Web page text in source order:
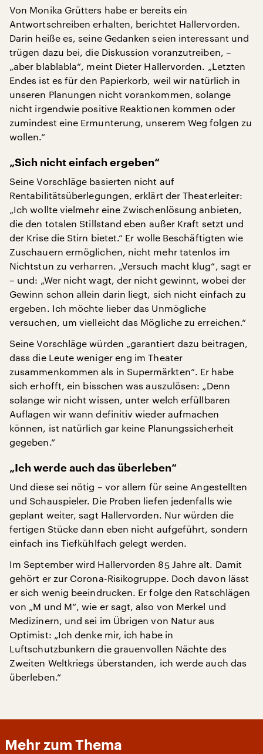
Von Monika Grütters habe er bereits ein
Antwortschreiben erhalten, berichtet Hallervorden.
Darin heiße es, seine Gedanken seien interessant und
trügen dazu bei, die Diskussion voranzutreiben, –
„aber blablabla“, meint Dieter Hallervorden. „Letzten
Endes ist es für den Papierkorb, weil wir natürlich in
unseren Planungen nicht vorankommen, solange
nicht irgendwie positive Reaktionen kommen oder
zumindest eine Ermunterung, unserem Weg folgen zu
wollen.“
„Sich nicht einfach ergeben“
Seine Vorschläge basierten nicht auf
Rentabilitätsüberlegungen, erklärt der Theaterleiter:
„Ich wollte vielmehr eine Zwischenlösung anbieten,
die den totalen Stillstand eben außer Kraft setzt und
der Krise die Stirn bietet.“ Er wolle Beschäftigten wie
Zuschauern ermöglichen, nicht mehr tatenlos im
Nichtstun zu verharren. „Versuch macht klug“, sagt er
– und: „Wer nicht wagt, der nicht gewinnt, wobei der
Gewinn schon allein darin liegt, sich nicht einfach zu
ergeben. Ich möchte lieber das Unmögliche
versuchen, um vielleicht das Mögliche zu erreichen.“
Seine Vorschläge würden „garantiert dazu beitragen,
dass die Leute weniger eng im Theater
zusammenkommen als in Supermärkten“. Er habe
sich erhofft, ein bisschen was auszulösen: „Denn
solange wir nicht wissen, unter welch erfüllbaren
Auflagen wir wann definitiv wieder aufmachen
können, ist natürlich gar keine Planungssicherheit
gegeben.“
„Ich werde auch das überleben“
Und diese sei nötig – vor allem für seine Angestellten
und Schauspieler. Die Proben liefen jedenfalls wie
geplant weiter, sagt Hallervorden. Nur würden die
fertigen Stücke dann eben nicht aufgeführt, sondern
einfach ins Tiefkühlfach gelegt werden.
Im September wird Hallervorden 85 Jahre alt. Damit
gehört er zur Corona-Risikogruppe. Doch davon lässt
er sich wenig beeindrucken. Er folge den Ratschlägen
von „M und M“, wie er sagt, also von Merkel und
Medizinern, und sei im Übrigen von Natur aus
Optimist: „Ich denke mir, ich habe in
Luftschutzbunkern die grauenvollen Nächte des
Zweiten Weltkriegs überstanden, ich werde auch das
überleben.“
Mehr zum Thema